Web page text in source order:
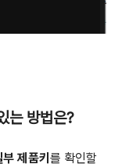
는 방법은?
부 제품키 를 확인할